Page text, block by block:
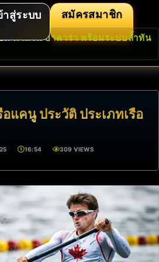
าสู่ระบบ สมัครสมาชิก
ต คาสิโน บาคาร่า พร้อมระบบล้ำทัน
แคนู ประวัติ ประเภทเรือ
16:54 309 VIEWS